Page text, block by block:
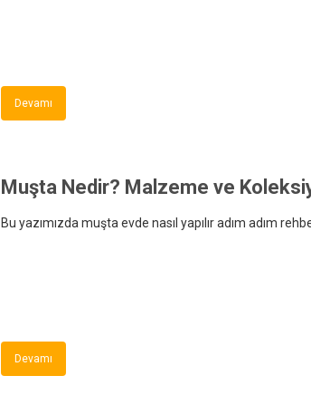
Devamı
Muşta Nedir? Malzeme ve
Bu yazımızda muşta evde nasıl yapılır adım adım
Devamı